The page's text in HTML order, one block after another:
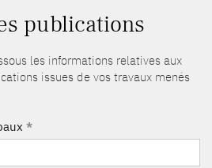
publications
les informations relatives aux
issues de vos travaux menés
*